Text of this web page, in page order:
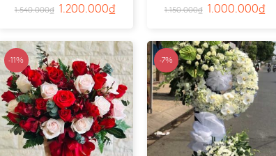
1.540.000₫ 1.200.000₫ 1.150.000₫ 1.000.000₫
-11% -7%